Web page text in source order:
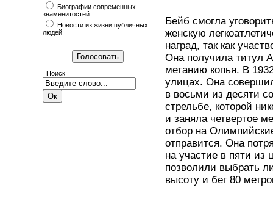
Биографии современных
знаменитостей
Новости из жизни публичных
людей
Поиск
Бейб смогла
женскую
наград, так как
Она получила титул
метанию копья. В
улицах. Она
в восьми из десяти
стрельбе, которой
и заняла четвертое
отбор на
отправится. Она
на участие в пяти из
позволили выбрать
высоту и бег 80